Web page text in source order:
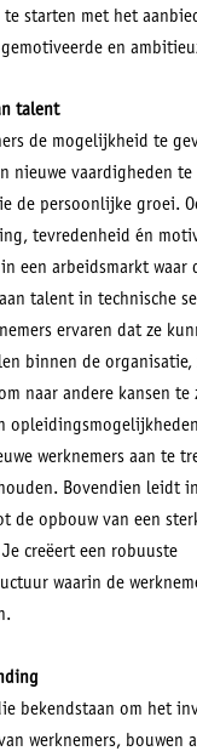
starten met het
en
talent
de mogelijkheid te
nieuwe vaardigheden
de persoonlijke groei.
tevredenheid én
een arbeidsmarkt waar
talent in technische
ervaren dat ze
binnen de organisatie,
naar andere kansen te
werknemers aan te
Bovendien leidt
de opbouw van een
creëert een robuuste
waarin de
bekendstaan om het
werknemers, bouwen